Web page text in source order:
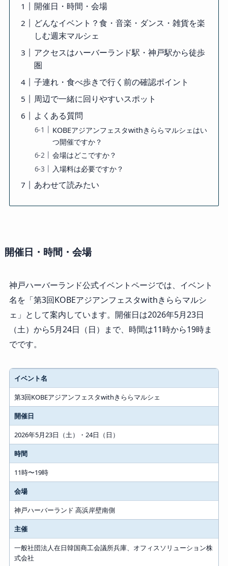
開催日・時間・会場
どんなイベント？食・音楽・ダンス・雑貨を楽
しむ週末マルシェ
アクセスはハーバーランド駅・神戸駅から徒歩
圏
子連れ・食べ歩きで行く前の確認ポイント
周辺で一緒に回りやすいスポット
よくある質問
KOBEアジアンフェスタwithきららマルシェはい
つ開催ですか？
会場はどこですか？
入場料は必要ですか？
あわせて読みたい
開催日・時間・会場
神戸ハーバーランド公式イベントページでは、イベント
名を「第3回KOBEアジアンフェスタwithきららマルシ
ェ」として案内しています。開催日は2026年5月23日
（土）から5月24日（日）まで、時間は11時から19時ま
でです。
項目
内容
イベント名
第3回KOBEアジアンフェスタwithきららマルシェ
開催日
2026年5月23日（土）・24日（日）
時間
11時〜19時
会場
神戸ハーバーランド 高浜岸壁南側
主催
一般社団法人在日韓国商工会議所兵庫、オフィスソリューション株
式会社